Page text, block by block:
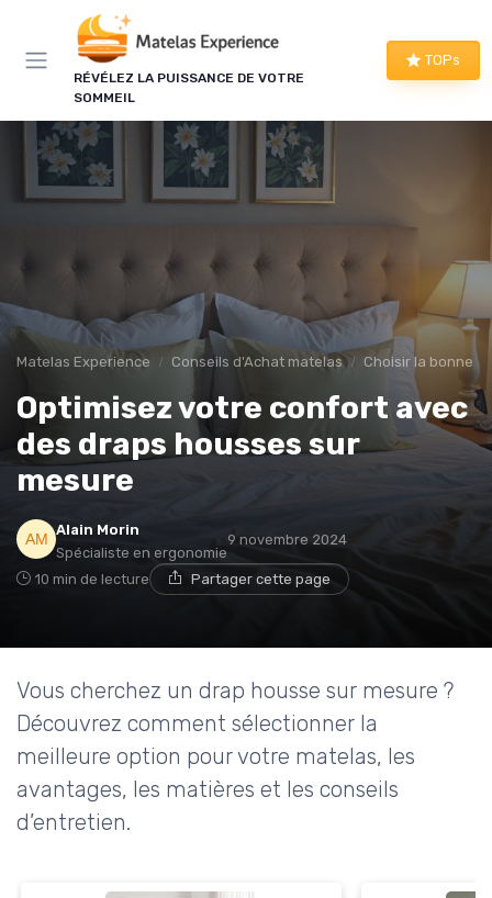
RÉVÉLEZ LA PUISSANCE DE VOTRE
SOMMEIL
TOPs
Matelas Experience Conseils d'Achat matelas Choisir la bonne
Optimisez votre confort avec
des draps housses sur
mesure
Alain Morin
Spécialiste en ergonomie
9 novembre 2024
10 min de lecture Partager cette page
Vous cherchez un drap housse sur mesure ?
Découvrez comment sélectionner la
meilleure option pour votre matelas, les
avantages, les matières et les conseils
d’entretien.
×
LE CLUB MATELAS EXPERIENCE
Mieux dormir, ça commence
ici !
Une à deux fois par semaine, les bons plans literie
que nous avons vérifiés, nos tests en avant-
première et les conseils qui ne tiennent pas dans
un comparatif.
Bons plans vérifiés
Conseils pratiques Nouveautés filtrées
→ Je rejoins le club
Non merci, peut-être plus tard
Panneau de gestion des cookies